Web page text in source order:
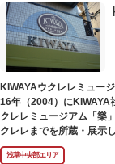
KIWAYAウクレレミュー
16年（2004）にKIWAYA
クレレミュージアム「樂
クレレまでを所蔵・展示
浅草中央部エリア